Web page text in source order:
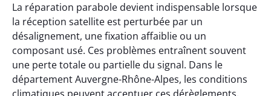
La réparation parabole devient indispensable lorsque
la réception satellite est perturbée par un
désalignement, une fixation affaiblie ou un
composant usé. Ces problèmes entraînent souvent
une perte totale ou partielle du signal. Dans le
département Auvergne-Rhône-Alpes, les conditions